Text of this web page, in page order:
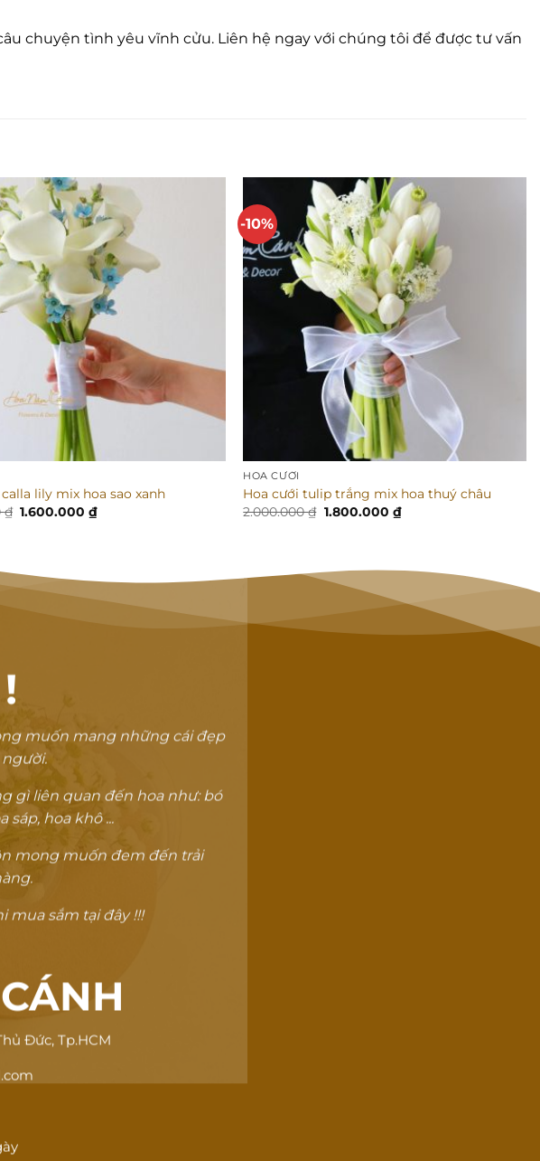
chuyện tình yêu vĩnh cửu. Liên hệ ngay với chúng tôi để được tư vấn
lily mix hoa sao xanh
₫ Giá
1.600.000₫Giá
-10%
HOA CƯỚI
Hoa cưới tulip trắng mix hoa thuý châu
2.000.000₫ Giá
1.800.000 ₫Giá
hiện
!
muốn mang những cái đẹp
gì liên quan đến hoa như: bó
sáp, hoa khô ...
mong muốn đem đến trải
mua sắm tại đây !!!
Đức, Tp.HCM